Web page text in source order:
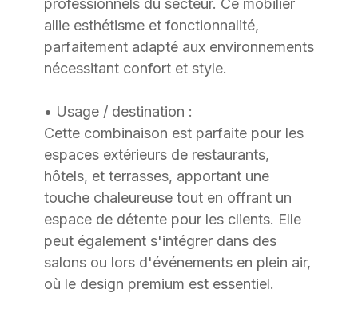
allie esthétisme et fonctionnalité,
parfaitement adapté aux environnements
nécessitant confort et style.
• Usage / destination :
Cette combinaison est parfaite pour les
espaces extérieurs de restaurants,
hôtels, et terrasses, apportant une
touche chaleureuse tout en offrant un
espace de détente pour les clients. Elle
peut également s'intégrer dans des
salons ou lors d'événements en plein air,
où le design premium est essentiel.